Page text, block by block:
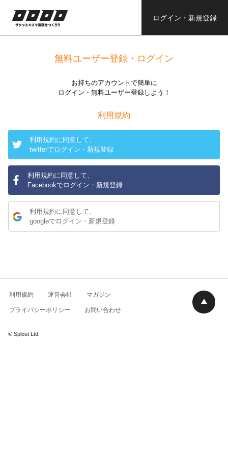
サクッと４コ
ログイン・新規登録
無料ユーザー登録・ログイン
お持ちのアカウントで簡単に
ログイン・無料ユーザー登録しよう！
利用規約
利用規約に同意して、
twitterでログイン・新規登録
利用規約に同意して、
Facebookでログイン・新規登録
利用規約に同意して、
googleでログイン・新規登録
利用規約 運営会社 マガジン
プライバシーポリシー お問い合わせ
© Splout Ltd.